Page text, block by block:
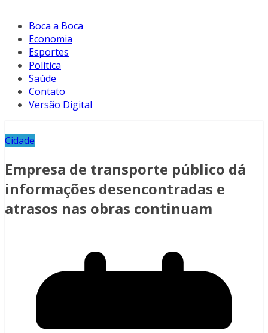
Boca a Boca
Economia
Esportes
Política
Saúde
Contato
Versão Digital
Cidade
Empresa de transporte público dá
informações desencontradas e
atrasos nas obras continuam